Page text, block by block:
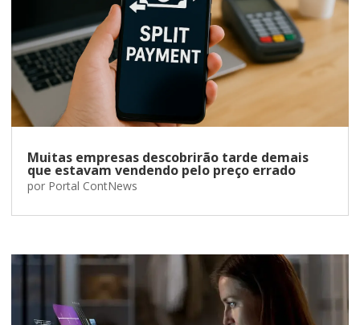
Muitas empresas descobrirão tarde demais
que estavam vendendo pelo preço errado
por Portal ContNews